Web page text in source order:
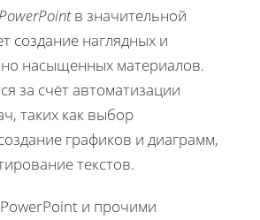
в значительной
создание наглядных и
насыщенных материалов.
за счёт автоматизации
таких как выбор
графиков и диаграмм,
текстов.
и прочими